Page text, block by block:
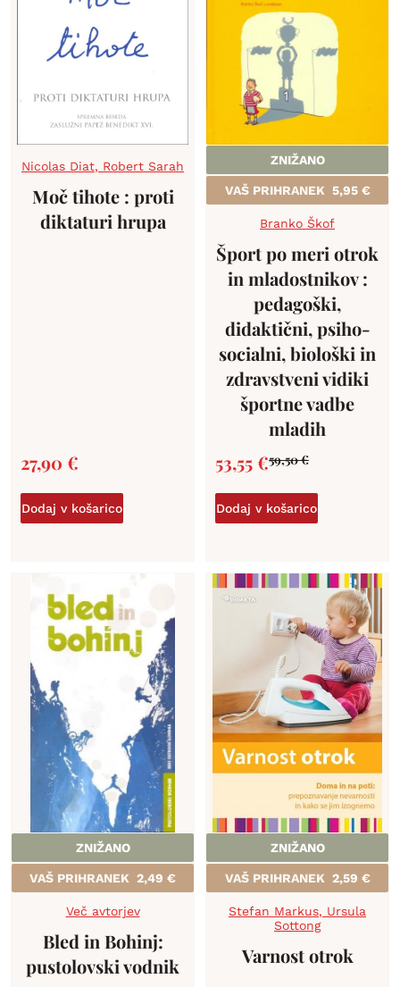
Nicolas Diat, Robert Sarah
Moč tihote : proti
diktaturi hrupa
27,90 €
Dodaj v košarico
ZNIŽANO
VAŠ PRIHRANEK 5,95 €
Branko Škof
Šport po meri otrok
in mladostnikov :
pedagoški,
didaktični, psiho-
socialni, biološki in
zdravstveni vidiki
športne vadbe
mladih
59,50€
53,55€
Dodaj v košarico
ZNIŽANO
VAŠ PRIHRANEK 2,49 €
Več avtorjev
Bled in Bohinj:
pustolovski vodnik
ZNIŽANO
VAŠ PRIHRANEK 2,59 €
Stefan Markus, Ursula
Sottong
Varnost otrok